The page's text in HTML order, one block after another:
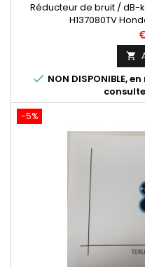
Réducteur de bruit / dB-
H137080TV

 NON DISPONIBLE,
-5%